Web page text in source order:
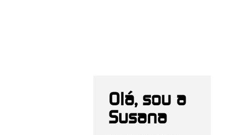
Olá, sou a
Susana